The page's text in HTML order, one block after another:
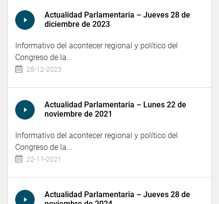
Actualidad Parlamentaria – Jueves 28 de
diciembre de 2023
Informativo del acontecer regional y político del
Congreso de la...
28-12-2023
Actualidad Parlamentaria – Lunes 22 de
noviembre de 2021
Informativo del acontecer regional y político del
Congreso de la...
22-11-2021
Actualidad Parlamentaria – Jueves 28 de